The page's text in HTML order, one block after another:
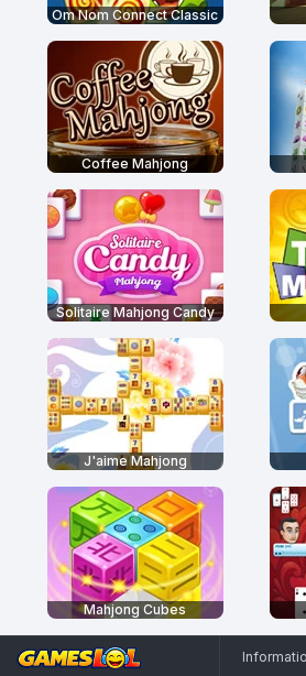
Om Nom Connect Classic
Coffee Mahjong
Solitaire Mahjong Candy
J'aime Mahjong
Mahjong Cubes